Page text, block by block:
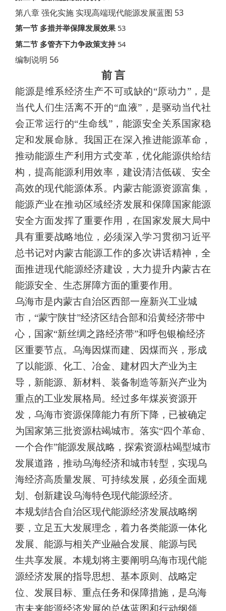
第八章 强化实施 实现高端现代能源发展蓝图 53
第一节 多措并举保障发展效果 53
第二节 多管齐下力争政策支持 54
编制说明 56
前 言
能源是维系经济生产不可或缺的“原动力”，是
当代人们生活离不开的“血液”，是驱动当代社
会正常运行的“生命线”，能源安全关系国家稳
定和发展命脉。我国正在深入推进能源革命，
推动能源生产利用方式变革，优化能源供给结
构，提高能源利用效率，建设清洁低碳、安全
高效的现代能源体系。内蒙古能源资源富集，
能源产业在推动区域经济发展和保障国家能源
安全方面发挥了重要作用，在国家发展大局中
具有重要战略地位，必须深入学习贯彻习近平
总书记对内蒙古能源工作的多次讲话精神，全
面推进现代能源经济建设，大力提升内蒙古在
能源安全、生态屏障方面的重要作用。
乌海市是内蒙古自治区西部一座新兴工业城
市，“蒙宁陕甘”经济区结合部和沿黄经济带中
心，国家“新丝绸之路经济带”和呼包银榆经济
区重要节点。乌海因煤而建、因煤而兴，形成
了以能源、化工、 冶金、建材四大产业为主
导，新能源、新材料、装备制造等新兴产业为
重点的工业发展格局。经过多年煤炭资源开
发，乌海市资源保障能力有所下降，已被确定
为国家第三批资源枯竭城市。落实“四个革命、
一个合作”能源发展战略，探索资源枯竭型城市
发展道路，推动乌海经济和城市转型，实现乌
海经济高质量发展、可持续发展，必须全面规
划、创新建设乌海特色现代能源经济。
本规划结合自治区现代能源经济发展战略纲
要，立足五大发展理念，着力各类能源一体化
发展、能源与相关产业融合发展、能源与民
生共享发展。本规划将主要阐明乌海市现代能
源经济发展的指导思想、 基本原则、战略定
位、发展目标、重点任务和保障措施，是乌海
市未来能源经济发展的总体蓝图和行动纲领。